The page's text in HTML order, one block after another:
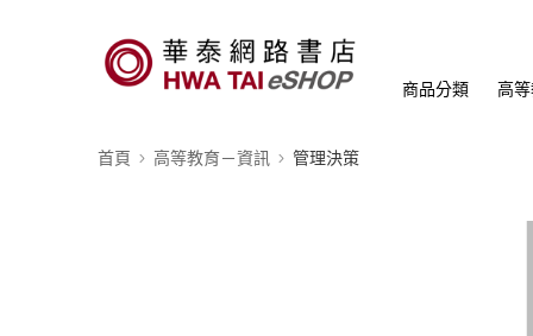
商品分類 高
首頁 高等教育－資訊 管理決策